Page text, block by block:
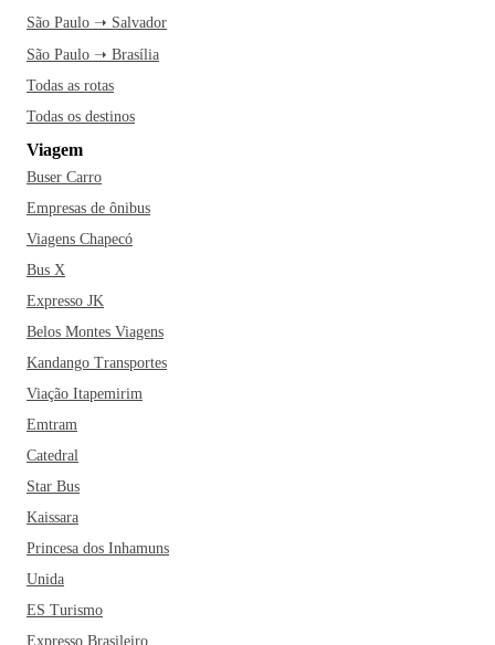
São Paulo ➝ Salvador
São Paulo ➝ Brasília
Todas as rotas
Todas os destinos
Viagem
Buser Carro
Empresas de ônibus
Viagens Chapecó
Bus X
Expresso JK
Belos Montes Viagens
Kandango Transportes
Viação Itapemirim
Emtram
Catedral
Star Bus
Kaissara
Princesa dos Inhamuns
Unida
ES Turismo
Expresso Brasileiro